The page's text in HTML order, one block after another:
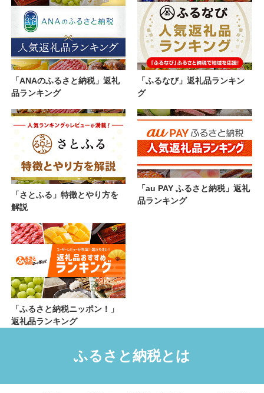
「ANAのふるさと納税」返礼
品ランキング
「ふるなび」返礼品ランキン
グ
「さとふる」特徴とやり方を
解説
「au PAY ふるさと納税」返礼
品ランキング
「ふるさと納税ニッポン！」
返礼品ランキング
ふるさと納税とは